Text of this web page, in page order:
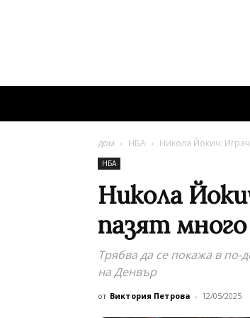
дом НБА Никола Йокич:
НБА
Никола
пазят много
Трябва да се покажа в по-
на Денвър
от Виктория Петрова - 12/05/2025